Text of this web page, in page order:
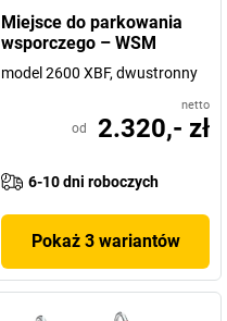
Miejsce do parkowania
wsporczego – WSM
model 2600 XBF, dwustronny
netto
od 2.320,- zł
6-10 dni roboczych
Pokaż 3 wariantów